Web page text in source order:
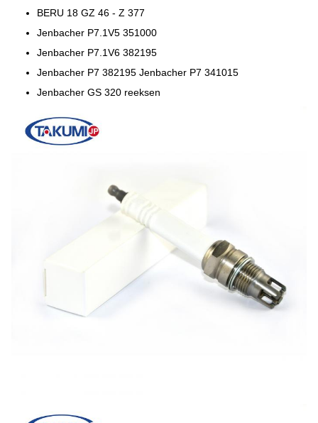
BERU 18 GZ 46 - Z 377
Jenbacher P7.1V5 351000
Jenbacher P7.1V6 382195
Jenbacher P7 382195 Jenbacher P7 341015
Jenbacher GS 320 reeksen